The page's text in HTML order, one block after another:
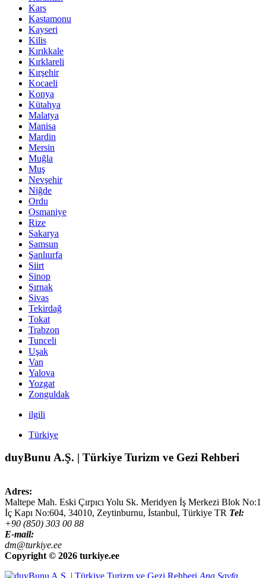
Kars
Kastamonu
Kayseri
Kilis
Kırıkkale
Kırklareli
Kırşehir
Kocaeli
Konya
Kütahya
Malatya
Manisa
Mardin
Mersin
Muğla
Muş
Nevşehir
Niğde
Ordu
Osmaniye
Rize
Sakarya
Samsun
Şanlıurfa
Siirt
Sinop
Şırnak
Sivas
Tekirdağ
Tokat
Trabzon
Tunceli
Uşak
Van
Yalova
Yozgat
Zonguldak
ilgili
Türkiye
duyBunu A.Ş. | Türkiye Turizm ve Gezi Rehberi
Adres:
Maltepe Mah. Eski Çırpıcı Yolu Sk. Meridyen İş Merkezi Blok No:1
İç Kapı No:604, 34010, Zeytinburnu, İstanbul, Türkiye TR Tel:
+90 (850) 303 00 88
E-mail:
dm@turkiye.ee
Copyright © 2026 turkiye.ee